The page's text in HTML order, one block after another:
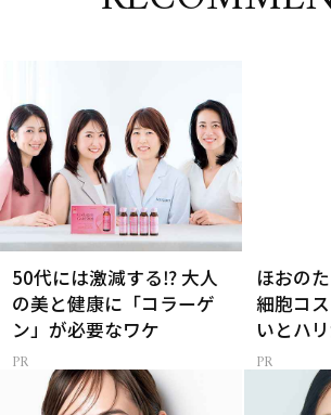
50代には激減する⁉ 大人
の美と健康に「コラーゲ
ン」が必要なワケ
ほおの
細胞コ
いとハ